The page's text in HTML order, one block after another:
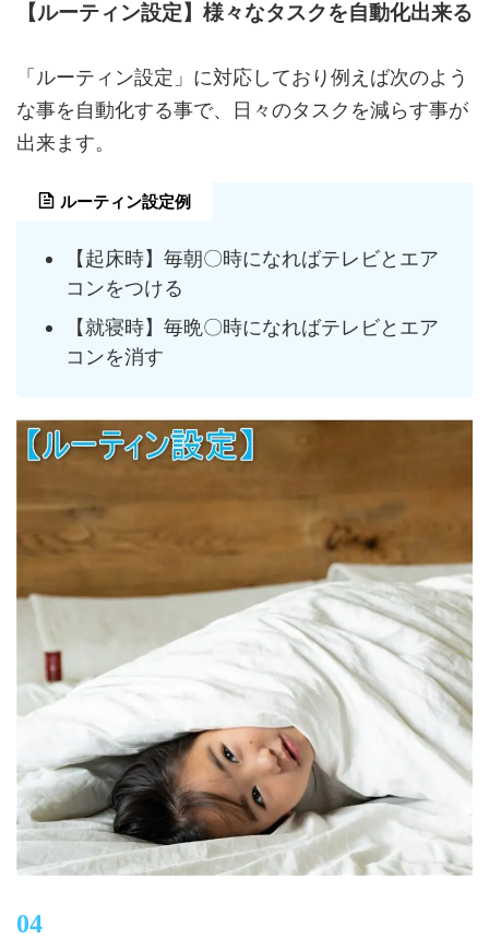
【ルーティン設定】様々なタスクを自動化出来る
「ルーティン設定」に対応しており例えば次のよう
な事を自動化する事で、日々のタスクを減らす事が
出来ます。
ルーティン設定例
【起床時】毎朝〇時になればテレビとエア
コンをつける
【就寝時】毎晩〇時になればテレビとエア
コンを消す